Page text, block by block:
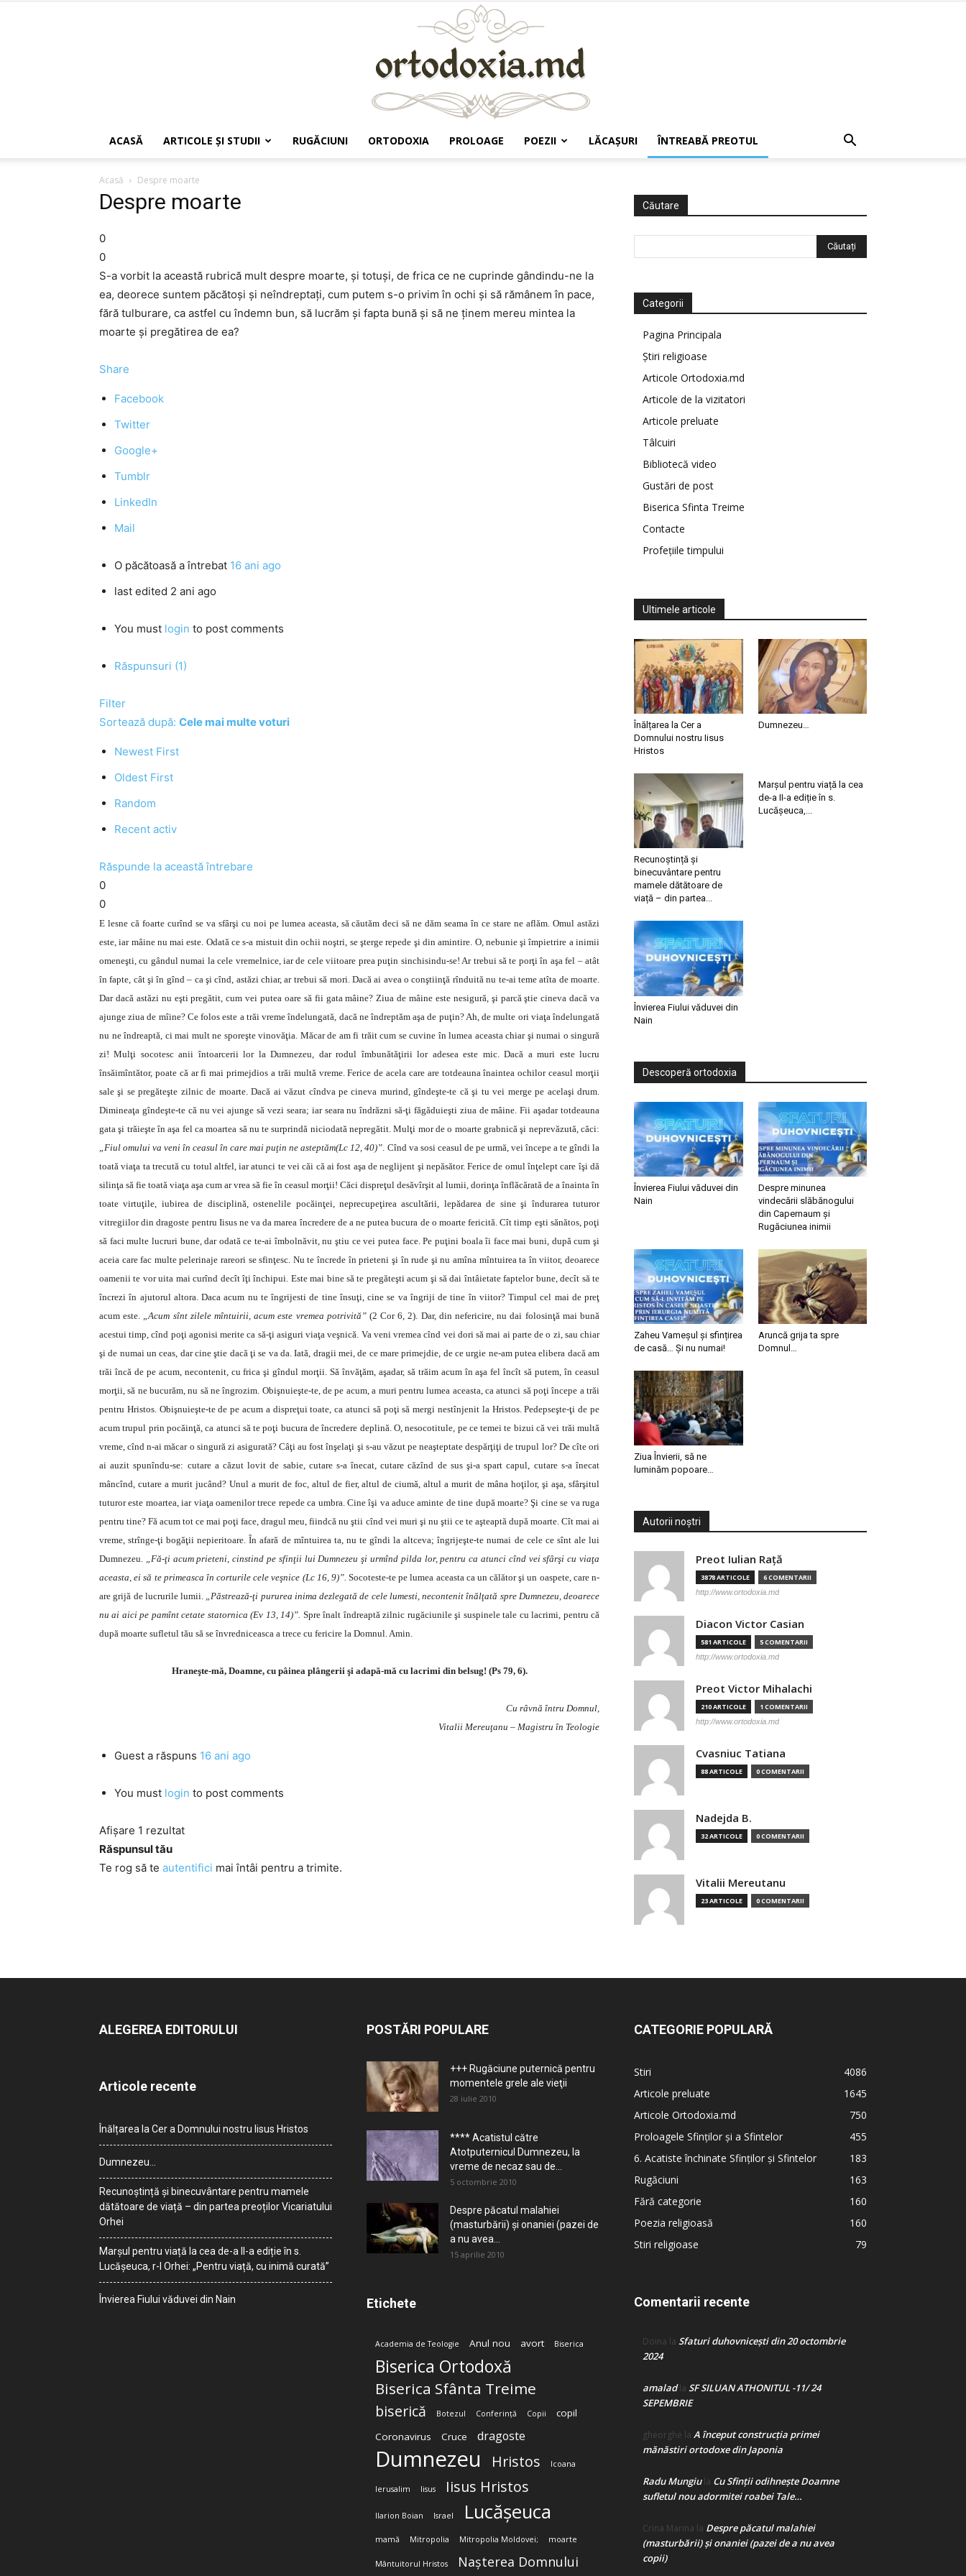
ACASĂ ARTICOLE ŞI STUDII RUGĂCIUNI ORTODOXIA PROLOAGE POEZII LĂCAŞURI ÎNTREABĂ PREOTUL
Acasă Despre moarte
Despre moarte
0
0
S-a vorbit la această rubrică mult despre moarte, şi totuşi, de frica ce ne cuprinde gândindu-ne la
ea, deorece suntem păcătoşi şi neîndreptaţi, cum putem s-o privim în ochi şi să rămânem în pace,
fără tulburare, ca astfel cu îndemn bun, să lucrăm şi fapta bună şi să ne ţinem mereu mintea la
moarte şi pregătirea de ea?
Share
Facebook
Twitter
Google+
Tumblr
LinkedIn
Mail
O păcătoasă a întrebat 16 ani ago
last edited 2 ani ago
You must login to post comments
Răspunsuri (1)
Filter
Sortează după: Cele mai multe voturi
Newest First
Oldest First
Random
Recent activ
Răspunde la această întrebare
0
0
E lesne că foarte curînd se va sfârşi cu noi pe lumea aceasta, să căutăm deci să ne dăm seama în ce stare ne aflăm. Omul astăzi
este, iar mâine nu mai este. Odată ce s-a mistuit din ochii noştri, se şterge repede şi din amintire. O, nebunie şi împietrire a inimii
omeneşti, cu gândul numai la cele vremelnice, iar de cele viitoare prea puţin sinchisindu-se! Ar trebui să te porţi în aşa fel – atât
în fapte, cât şi în gînd – ca şi cînd, astăzi chiar, ar trebui să mori. Dacă ai avea o conştiinţă rînduită nu te-ai teme atîta de moarte.
Dar dacă astăzi nu eşti pregătit, cum vei putea oare să fii gata mâine? Ziua de mâine este nesigură, şi parcă ştie cineva dacă va
ajunge ziua de mîine? Ce folos este a trăi vreme îndelungată, dacă ne îndreptăm aşa de puţin? Ah, de multe ori viaţa îndelungată
nu ne îndreaptă, ci mai mult ne sporeşte vinovăţia. Măcar de am fi trăit cum se cuvine în lumea aceasta chiar şi numai o singură
zi! Mulţi socotesc anii întoarcerii lor la Dumnezeu, dar rodul îmbunătăţirii lor adesea este mic. Dacă a muri este lucru
însăimîntător, poate că ar fi mai primejdios a trăi multă vreme. Ferice de acela care are totdeauna înaintea ochilor ceasul morţii
sale şi se pregăteşte zilnic de moarte. Dacă ai văzut cîndva pe cineva murind, gîndeşte-te că şi tu vei merge pe acelaşi drum.
Dimineaţa gîndeşte-te că nu vei ajunge să vezi seara; iar seara nu îndrăzni să-ţi făgăduieşti ziua de mâine. Fii aşadar totdeauna
gata şi trăieşte în aşa fel ca moartea să nu te surprindă niciodată nepregătit. Mulţi mor de o moarte grabnică şi neprevăzută, căci:
„Fiul omului va veni în ceasul în care mai puţin ne asteptăm(Lc 12, 40)”. Cînd va sosi ceasul de pe urmă, vei începe a te gîndi la
toată viaţa ta trecută cu totul altfel, iar atunci te vei căi că ai fost aşa de neglijent şi nepăsător. Ferice de omul înţelept care îşi dă
silinţa să fie toată viaţa aşa cum ar vrea să fie în ceasul morţii! Căci dispreţul desăvîrşit al lumii, dorinţa înflăcărată de a înainta în
toate virtuţile, iubirea de disciplină, ostenelile pocăinţei, neprecupeţirea ascultării, lepădarea de sine şi îndurarea tuturor
vitregiilor din dragoste pentru Iisus ne va da marea încredere de a ne putea bucura de o moarte fericită. Cît timp eşti sănătos, poţi
să faci multe lucruri bune, dar odată ce te-ai îmbolnăvit, nu ştiu ce vei putea face. Pe puţini boala îi face mai buni, după cum şi
aceia care fac multe pelerinaje rareori se sfinţesc. Nu te încrede în prieteni şi în rude şi nu amîna mîntuirea ta în viitor, deoarece
oamenii te vor uita mai curînd decît îţi închipui. Este mai bine să te pregăteşti acum şi să dai întâietate faptelor bune, decît să te
încrezi în ajutorul altora. Daca acum nu te îngrijesti de tine însuţi, cine se va îngriji de tine în viitor? Timpul cel mai de preţ
acum este. „Acum sînt zilele mîntuirii, acum este vremea potrivită”(2 Cor 6, 2). Dar, din nefericire, nu dai folosinţă mai bună
acestui timp, cînd poţi agonisi merite ca să-ţi asiguri viaţa veşnică. Va veni vremea cînd vei dori să mai ai parte de o zi, sau chiar
şi de numai un ceas, dar cine ştie dacă ţi se va da. Iată, dragii mei, de ce mare primejdie, de ce urgie ne-am putea elibera dacă am
trăi încă de pe acum, necontenit, cu frica şi gîndul morţii. Să învăţăm, aşadar, să trăim acum în aşa fel încît să putem, în ceasul
morţii, să ne bucurăm, nu să ne îngrozim. Obişnuieşte-te, de pe acum, a muri pentru lumea aceasta, ca atunci să poţi începe a trăi
pentru Hristos. Obişnuieşte-te de pe acum a dispreţui toate, ca atunci să poţi să mergi nestînjenit la Hristos. Pedepseşte-ţi de pe
acum trupul prin pocăinţă, ca atunci să te poţi bucura de încredere deplină. O, nesocotitule, pe ce temei te bizui că vei trăi multă
vreme, cînd n-ai măcar o singură zi asigurată? Câţi au fost înşelaţi şi s-au văzut pe neaşteptate despărţiţi de trupul lor? De cîte ori
ai auzit spunîndu-se: cutare a căzut lovit de sabie, cutare s-a înecat, cutare căzînd de sus şi-a spart capul, cutare s-a înecat
mâncînd, cutare a murit jucând? Unul a murit de foc, altul de fier, altul de ciumă, altul a murit de mâna hoţilor, şi aşa, sfârşitul
tuturor este moartea, iar viaţa oamenilor trece repede ca umbra. Cine îşi va aduce aminte de tine după moarte? Şi cine se va ruga
pentru tine? Fă acum tot ce mai poţi face, dragul meu, fiindcă nu ştii cînd vei muri şi nu ştii ce te aşteaptă după moarte. Cît mai ai
vreme, strînge-ţi bogăţii nepieritoare. În afară de mîntuirea ta, nu te gîndi la altceva; îngrijeşte-te numai de cele ce sînt ale lui
Dumnezeu. „Fă-ţi acum prieteni, cinstind pe sfinţii lui Dumnezeu şi urmînd pilda lor, pentru ca atunci cînd vei sfârşi cu viaţa
aceasta, ei să te primeasca în corturile cele veşnice (Lc 16, 9)”. Socoteste-te pe lumea aceasta ca un călător şi un oaspete, care n-
are grijă de lucrurile lumii. „Păstrează-ţi pururea inima dezlegată de cele lumesti, necontenit înălţată spre Dumnezeu, deoarece
nu ai aici pe pamînt cetate statornica (Ev 13, 14)”. Spre înalt îndreaptă zilnic rugăciunile şi suspinele tale cu lacrimi, pentru că
după moarte sufletul tău să se învredniceasca a trece cu fericire la Domnul. Amin.
Hraneşte-mă, Doamne, cu pâinea plângerii şi adapă-mă cu lacrimi din belsug! (Ps 79, 6).
Cu râvnă întru Domnul,
Vitalii Mereuţanu – Magistru în Teologie
Guest a răspuns 16 ani ago
You must login to post comments
Afișare 1 rezultat
Răspunsul tău
Te rog să te autentifici mai întâi pentru a trimite.
Căutare
Categorii
Pagina Principala
Știri religioase
Articole Ortodoxia.md
Articole de la vizitatori
Articole preluate
Tâlcuiri
Bibliotecă video
Gustări de post
Biserica Sfinta Treime
Contacte
Profețiile timpului
Ultimele articole
Înălțarea la Cer a
Domnului nostru Iisus
Hristos
Dumnezeu…
Recunoștință și
binecuvântare pentru
mamele dătătoare de
viață – din partea...
Marșul pentru viață la cea
de-a II-a ediție în s.
Lucășeuca,...
Învierea Fiului văduvei din
Nain
Descoperă ortodoxia
Învierea Fiului văduvei din
Nain
Despre minunea
vindecării slăbănogului
din Capernaum și
Rugăciunea inimii
Zaheu Vameșul și sfințirea
de casă… Și nu numai!
Aruncă grija ta spre
Domnul…
Ziua Învierii, să ne
luminăm popoare…
Autorii noștri
Preot Iulian Raţă
3878 ARTICOLE 6 COMENTARII
http://www.ortodoxia.md
Diacon Victor Casian
581 ARTICOLE 5 COMENTARII
http://www.ortodoxia.md
Preot Victor Mihalachi
210 ARTICOLE 1 COMENTARII
http://www.ortodoxia.md
Cvasniuc Tatiana
88 ARTICOLE 0 COMENTARII
Nadejda B.
32 ARTICOLE 0 COMENTARII
Vitalii Mereutanu
23 ARTICOLE 0 COMENTARII
ALEGEREA EDITORULUI
Articole recente
Înălțarea la Cer a Domnului nostru Iisus Hristos
Dumnezeu…
Recunoștință și binecuvântare pentru mamele
dătătoare de viață – din partea preoților Vicariatului
Orhei
Marșul pentru viață la cea de-a II-a ediție în s.
Lucășeuca, r-l Orhei: „Pentru viață, cu inimă curată”
Învierea Fiului văduvei din Nain
POSTĂRI POPULARE
+++ Rugăciune puternică pentru
momentele grele ale vieţii
28 iulie 2010
**** Acatistul către
Atotputernicul Dumnezeu, la
vreme de necaz sau de...
5 octombrie 2010
Despre păcatul malahiei
(masturbării) şi onaniei (pazei de
a nu avea...
15 aprilie 2010
Etichete
Academia de Teologie Anul nou avort Biserica
Biserica Ortodoxă
Biserica Sfânta Treime
biserică Botezul Conferință Copii
copil
Coronavirus
Cruce dragoste
Dumnezeu Hristos Icoana
Ierusalim Iisus Iisus Hristos
Ilarion Boian Israel Lucășeuca
mamă Mitropolia Mitropolia Moldovei; moarte
Mântuitorul Hristos Nașterea Domnului
CATEGORIE POPULARĂ
Stiri
4086
Articole preluate
1645
Articole Ortodoxia.md
750
Proloagele Sfinților și a Sfintelor
455
6. Acatiste închinate Sfinților și Sfintelor
183
Rugăciuni
163
Fără categorie
160
Poezia religioasă
160
Stiri religioase
79
Comentarii recente
Doina la Sfaturi duhovnicești din 20 octombrie
2024
amaladla SF SILUAN ATHONITUL -11/ 24
SEPEMBRIE
gheorghe la A început construcţia primei
mănăstiri ortodoxe din Japonia
Radu Mungiula Cu Sfinții odihnește Doamne
sufletul nou adormitei roabei Tale…
Crina Marina la Despre păcatul malahiei
(masturbării) şi onaniei (pazei de a nu avea
copii)